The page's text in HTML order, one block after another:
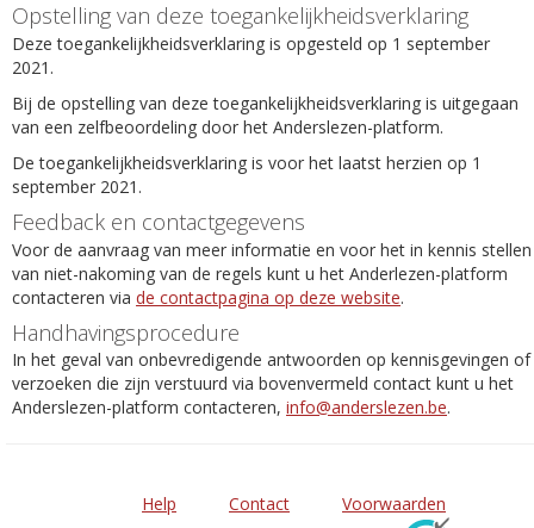
Opstelling van deze toegankelijkheidsverklaring
Deze toegankelijkheidsverklaring is opgesteld op 1 september
2021.
Bij de opstelling van deze toegankelijkheidsverklaring is uitgegaan
van een zelfbeoordeling door het Anderslezen-platform.
De toegankelijkheidsverklaring is voor het laatst herzien op 1
september 2021.
Feedback en contactgegevens
Voor de aanvraag van meer informatie en voor het in kennis stellen
van niet-nakoming van de regels kunt u het Anderlezen-platform
contacteren via de contactpagina op deze website.
Handhavingsprocedure
In het geval van onbevredigende antwoorden op kennisgevingen of
verzoeken die zijn verstuurd via bovenvermeld contact kunt u het
Anderslezen-platform contacteren, info@anderslezen.be.
Help Contact
Voorwaarden